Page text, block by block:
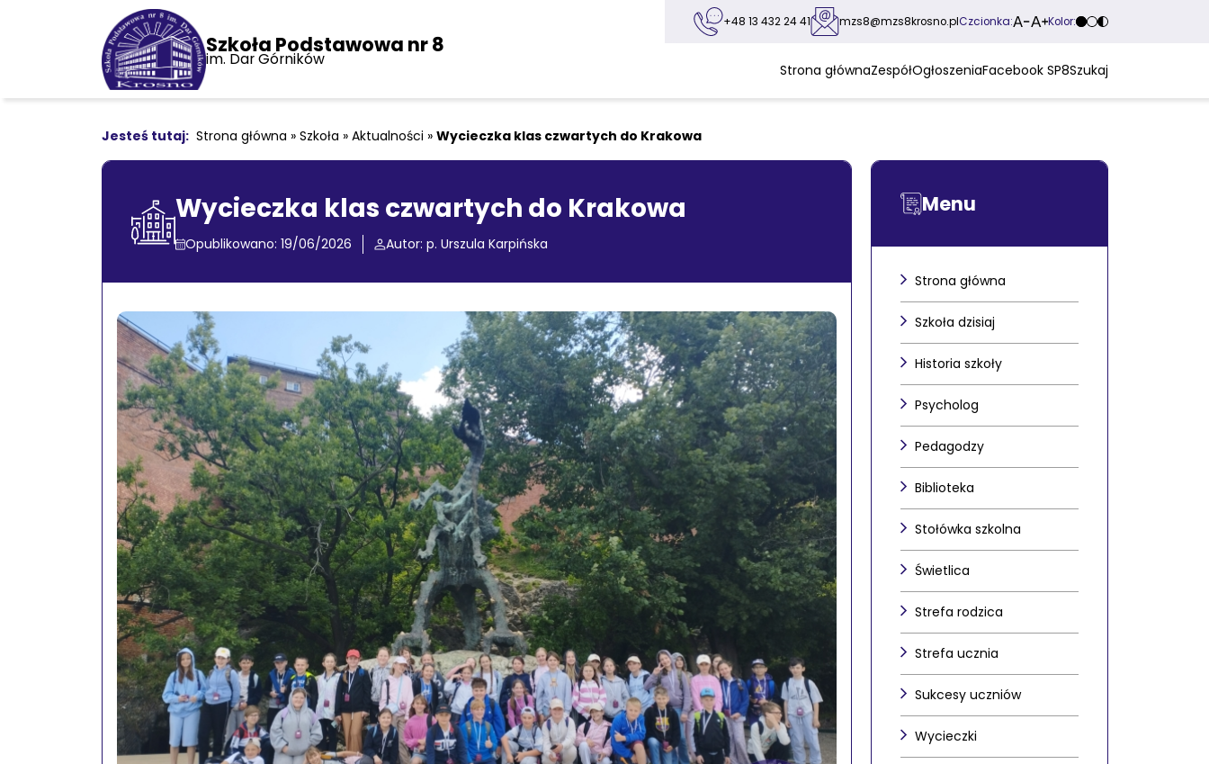
+48 13 432 24 41 mzs8@mzs8krosno.plCzcionka: Kolor:
Szkoła Podstawowa nr 8
im. Dar Górników
Strona głównaZespółOgłoszeniaFacebook SP8Szukaj
Strona główna » Szkoła » Aktualności » Wycieczka klas czwartych do Krakowa
Wycieczka klas czwartych do Krakowa
Opublikowano: 19/06/2026 Autor: p. Urszula Karpińska
Menu
Strona główna
Szkoła dzisiaj
Historia szkoły
Psycholog
Pedagodzy
Biblioteka
Stołówka szkolna
Świetlica
Strefa rodzica
Strefa ucznia
Sukcesy uczniów
Wycieczki